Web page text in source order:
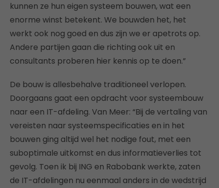
kunnen ze hun eigen systeem bouwen, wat een
enorme winst betekent. We bouwden het, het
werkt ook nog goed en dus zijn we er apetrots op.
Andere partijen gaan die richting ook uit en
consultants proberen hier kennis op te doen.”
De bouw is allesbehalve traditioneel verlopen.
Doorgaans gaat een opdracht voor systeembouw
naar een IT-afdeling. Van Meer: “Bij de vertaling van
vereisten naar systeemspecificaties en in het
bouwen ging altijd wel het nodige fout, met een
suboptimale uitkomst en dus informatieverlies tot
gevolg. Toen ik bij ING en Rabobank werkte, zaten
de IT-afdelingen nu eenmaal anders in de wedstrijd